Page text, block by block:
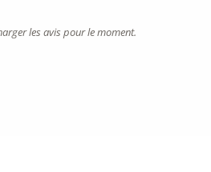
les avis pour le moment.